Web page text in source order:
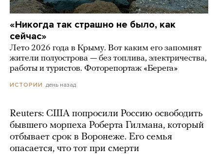
«Никогда так страшно не было, как
сейчас»
Лето 2026 года в Крыму. Вот каким его запомнят
жители полуострова — без топлива, электричества,
работы и туристов. Фоторепортаж «Берега»
ИСТОРИИ день назад
Reuters: США попросили Россию освободить
бывшего морпеха Роберта Гилмана, который
отбывает срок в Воронеже. Его семья
опасается, что тот при смерти